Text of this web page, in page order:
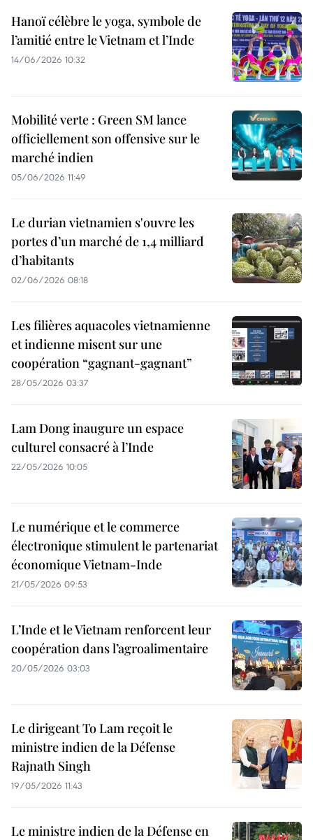
Hanoï célèbre le yoga, symbole de
l’amitié entre le Vietnam et l’Inde
14/06/2026 10:32
Mobilité verte : Green SM lance
officiellement son offensive sur le
marché indien
05/06/2026 11:49
Le durian vietnamien s'ouvre les
portes d’un marché de 1,4 milliard
d’habitants
02/06/2026 08:18
Les filières aquacoles vietnamienne
et indienne misent sur une
coopération “gagnant-gagnant”
28/05/2026 03:37
Lam Dong inaugure un espace
culturel consacré à l’Inde
22/05/2026 10:05
Le numérique et le commerce
électronique stimulent le partenariat
économique Vietnam-Inde
21/05/2026 09:53
L’Inde et le Vietnam renforcent leur
coopération dans l’agroalimentaire
20/05/2026 03:03
Le dirigeant To Lam reçoit le
ministre indien de la Défense
Rajnath Singh
19/05/2026 11:43
Le ministre indien de la Défense en